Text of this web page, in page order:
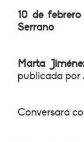
10 de
Serrano
Marta
publicada por
Conversará